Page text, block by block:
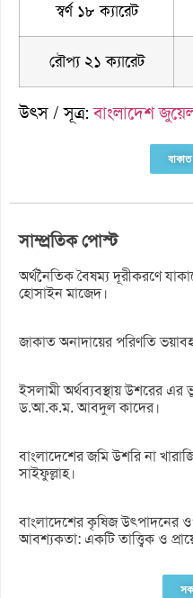
স্বর্ণ ১৮ ক্যারেট
রৌপ্য ২১ ক্যারেট
উৎস / সূত্র:বাংলাদেশ
সাম্প্রতিক পোস্ট
অর্থনৈতিক বৈষম্য দূরীকরণে
হোসাইন মাজেদ।
জাকাত অনাদায়ের পরিণতি
ইসলামী অর্থব্যবস্থায় উশরের এর
ড.আ.ক.ম. আবদুল কাদের।
বাংলাদেশের জমি উশরি না
সাইফুল্লাহ।
বাংলাদেশের কৃষিজ উৎপাদনের
আবশ্যকতা: একটি তাত্ত্বিক ও